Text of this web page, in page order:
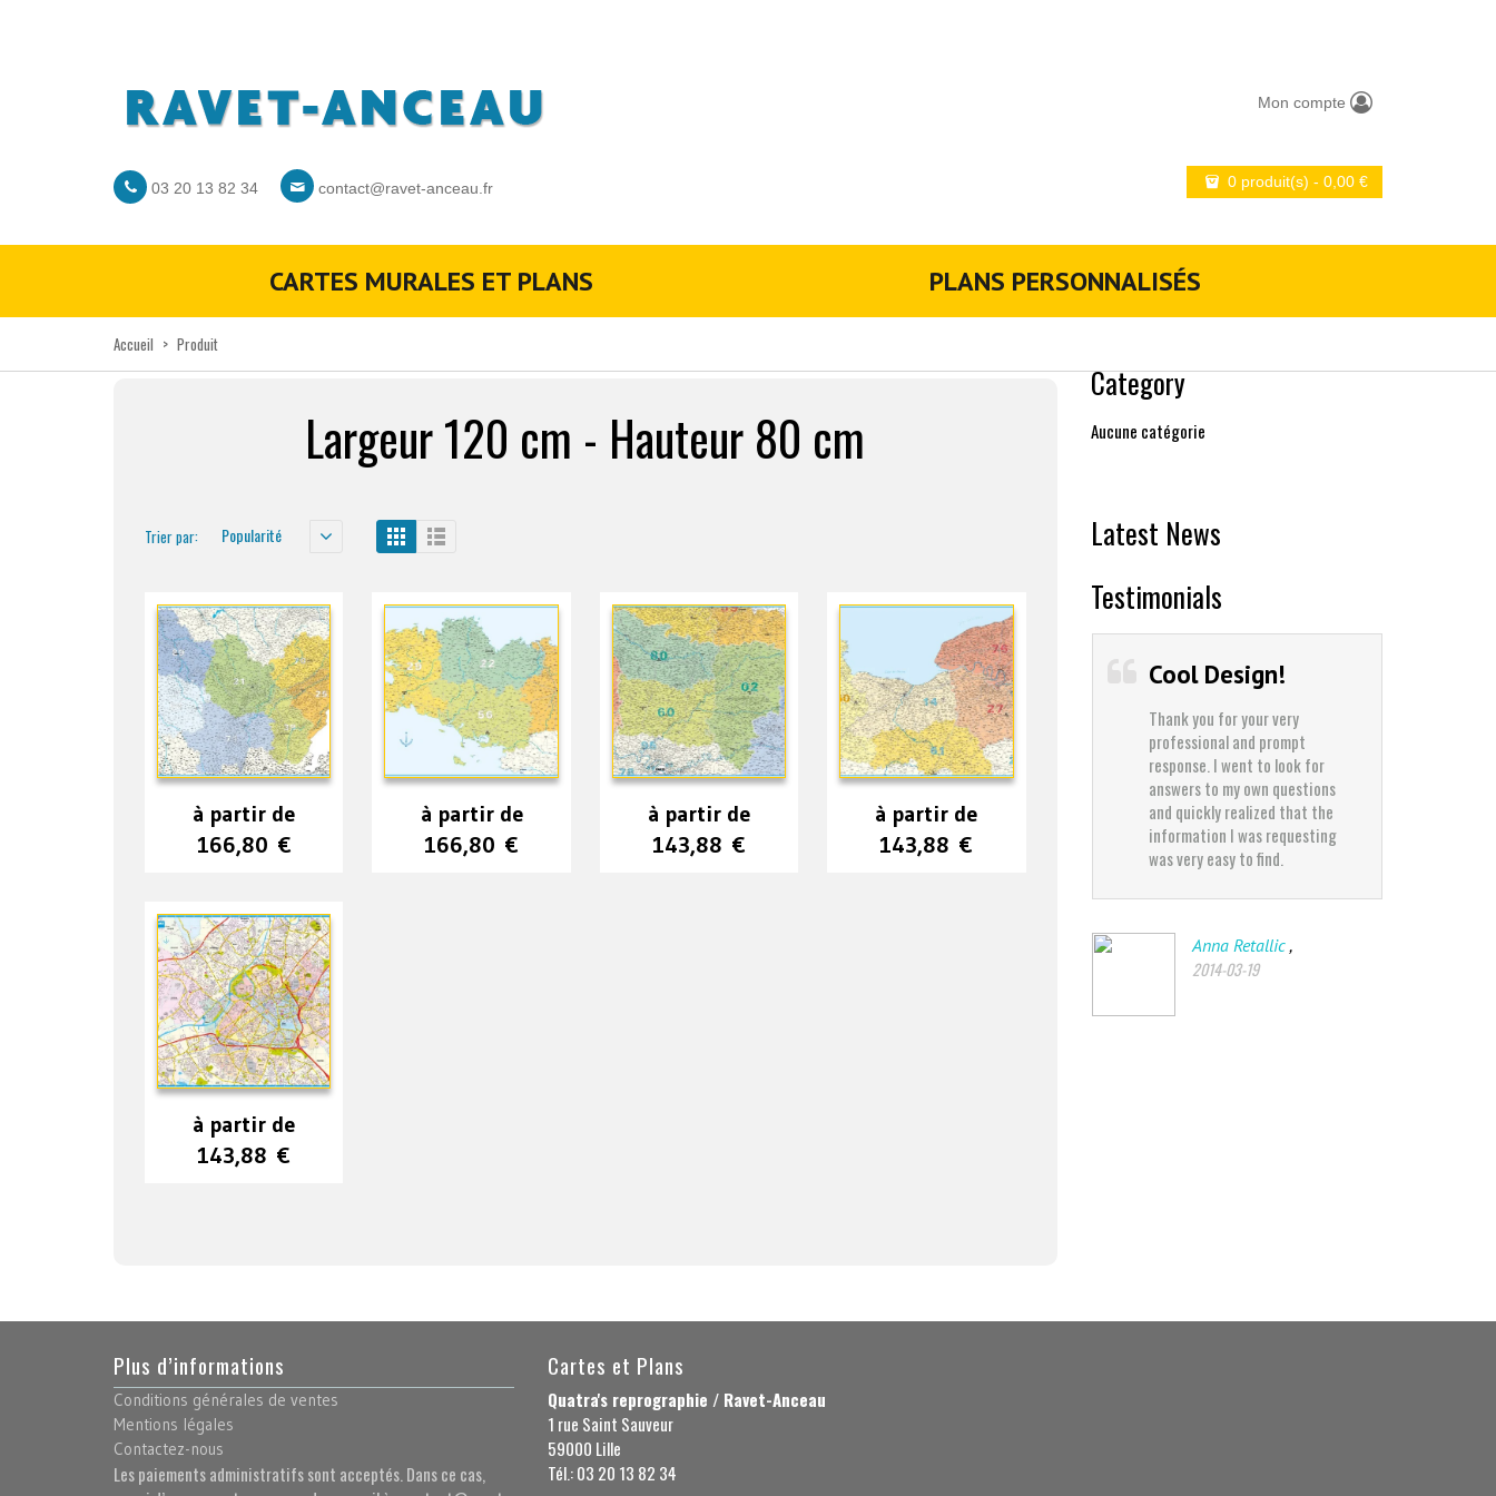
03 20 13 82 34 contact@ravet-anceau.fr
Mon compte
0 produit(s) - 0,00 €
CARTES MURALES ET PLANS PLANS PERSONNALISÉS
Accueil > Produit
Largeur 120 cm - Hauteur 80 cm
Trier par: Popularité
à partir de
166,80 €
à partir de
166,80 €
à partir de
143,88 €
à partir de
143,88 €
à partir de
143,88 €
Category
Aucune catégorie
Latest News
Testimonials
Cool Design!
Thank you for your very
professional and prompt
response. I went to look for
answers to my own questions
and quickly realized that the
information I was requesting
was very easy to find.
Anna Retallic ,
2014-03-19
Plus d’informations
Conditions générales de ventes
Mentions légales
Contactez-nous
Les paiements administratifs sont acceptés. Dans ce cas,
Cartes et Plans
Quatra's reprographie / Ravet-Anceau
1 rue Saint Sauveur
59000 Lille
Tél.: 03 20 13 82 34